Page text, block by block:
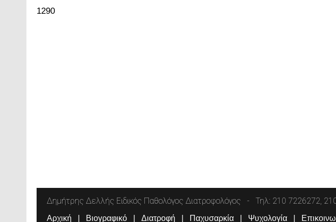
1290
Δημήτρης Δελλής Ειδικός Παθολόγος Διατροφολόγος Τηλ: 210 7226272,
Αρχική Βιογραφικό Διατροφή Παχυσαρκία Ψυχολογία